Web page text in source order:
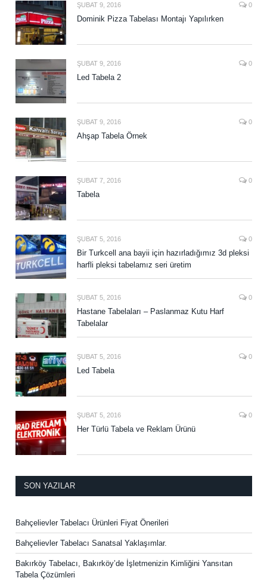
ŞUBAT 9, 2016 0
Dominik Pizza Tabelası Montajı Yapılırken
ŞUBAT 9, 2016 0
Led Tabela 2
ŞUBAT 9, 2016 0
Ahşap Tabela Örnek
ŞUBAT 7, 2016 0
Tabela
ŞUBAT 5, 2016 0
Bir Turkcell ana bayii için hazırladığımız 3d pleksi
harfli pleksi tabelamız seri üretim
ŞUBAT 5, 2016 0
Hastane Tabelaları – Paslanmaz Kutu Harf
Tabelalar
ŞUBAT 5, 2016 0
Led Tabela
ŞUBAT 5, 2016 0
Her Türlü Tabela ve Reklam Ürünü
SON YAZILAR
Bahçelievler Tabelacı Ürünleri Fiyat Önerileri
Bahçelievler Tabelacı Sanatsal Yaklaşımlar.
Bakırköy Tabelacı, Bakırköy’de İşletmenizin Kimliğini Yansıtan
Tabela Çözümleri